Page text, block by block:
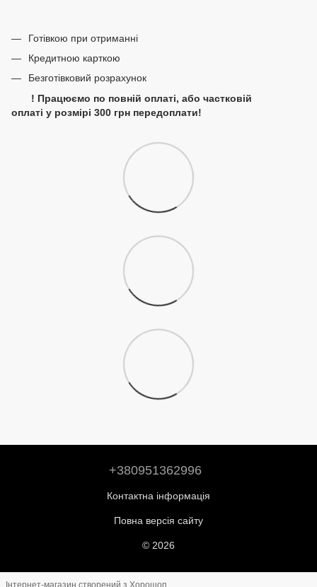
Готівкою при отриманні
Кредитною карткою
Безготівковий розрахунок
! Працюємо по повній оплаті, або частковій
оплаті у розмірі 300 грн передоплати!
+380951362996
Контактна інформація
Повна версія сайту
© 2026